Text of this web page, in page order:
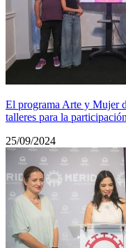
El programa Arte y Mujer
talleres para la
25/09/2024